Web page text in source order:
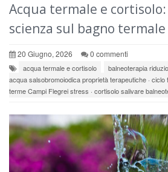
Acqua termale e cortisolo:
scienza sul bagno
20 Giugno, 2026 0 commenti
acqua termale e cortisolo
balneoterapia
acqua salsobromoiodica proprietà terapeutiche ·
terme Campi Flegrei stress · cortisolo salivare